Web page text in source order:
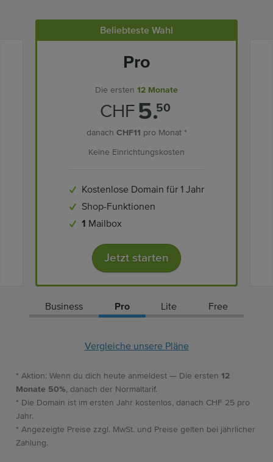
Beliebteste Wahl
Pro
Die ersten 12 Monate
CHF5.50
danach CHF11 pro Monat *
Keine Einrichtungskosten
Kostenlose Domain für 1 Jahr
Shop-Funktionen
1 Mailbox
Jetzt starten
Business Pro Lite Free
Vergleiche unsere Pläne
* Aktion: Wenn du dich heute anmeldest — Die ersten 12
Monate 50%, danach der Normaltarif.
* Die Domain ist im ersten Jahr kostenlos, danach CHF 25 pro
Jahr.
* Angezeigte Preise zzgl. MwSt. und Preise gelten bei jährlicher
Zahlung.